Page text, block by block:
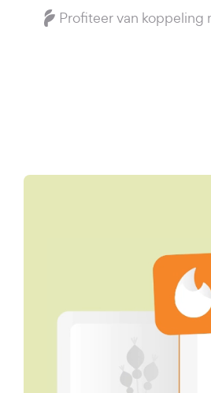
Profiteer van koppeling